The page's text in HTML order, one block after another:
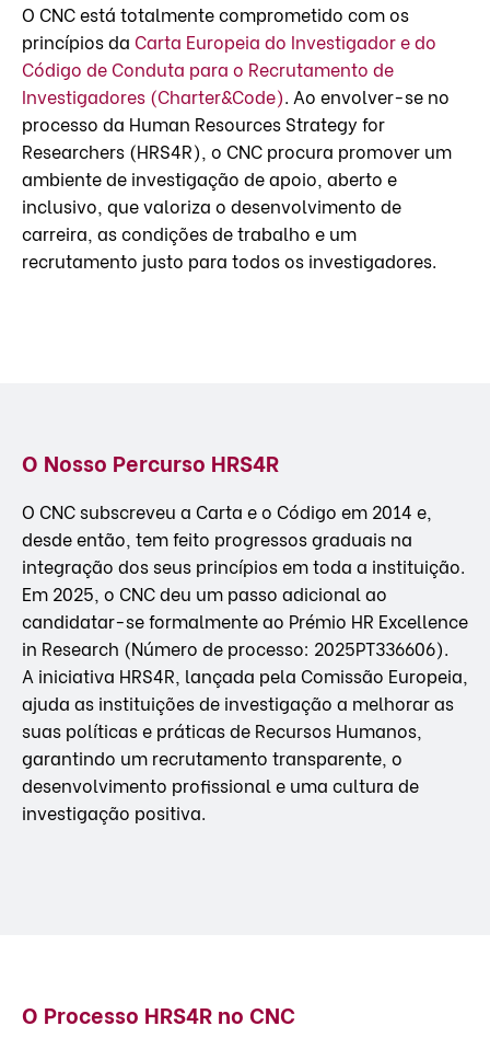
O CNC está totalmente comprometido com os
princípios da Carta Europeia do Investigador e do
Código de Conduta para o Recrutamento de
Investigadores (Charter&Code). Ao envolver-se no
processo da Human Resources Strategy for
Researchers (HRS4R), o CNC procura promover um
ambiente de investigação de apoio, aberto e
inclusivo, que valoriza o desenvolvimento de
carreira, as condições de trabalho e um
recrutamento justo para todos os investigadores.
O Nosso Percurso HRS4R
O CNC subscreveu a Carta e o Código em 2014 e,
desde então, tem feito progressos graduais na
integração dos seus princípios em toda a instituição.
Em 2025, o CNC deu um passo adicional ao
candidatar-se formalmente ao Prémio HR Excellence
in Research (Número de processo: 2025PT336606).
A iniciativa HRS4R, lançada pela Comissão Europeia,
ajuda as instituições de investigação a melhorar as
suas políticas e práticas de Recursos Humanos,
garantindo um recrutamento transparente, o
desenvolvimento profissional e uma cultura de
investigação positiva.
O Processo HRS4R no CNC